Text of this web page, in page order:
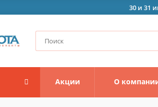
30 и 31
Акции О